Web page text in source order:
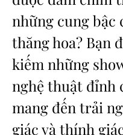
những cung bậc
thăng hoa? Bạn
kiếm những
nghệ thuật đỉnh
mang đến trải
giác và thính